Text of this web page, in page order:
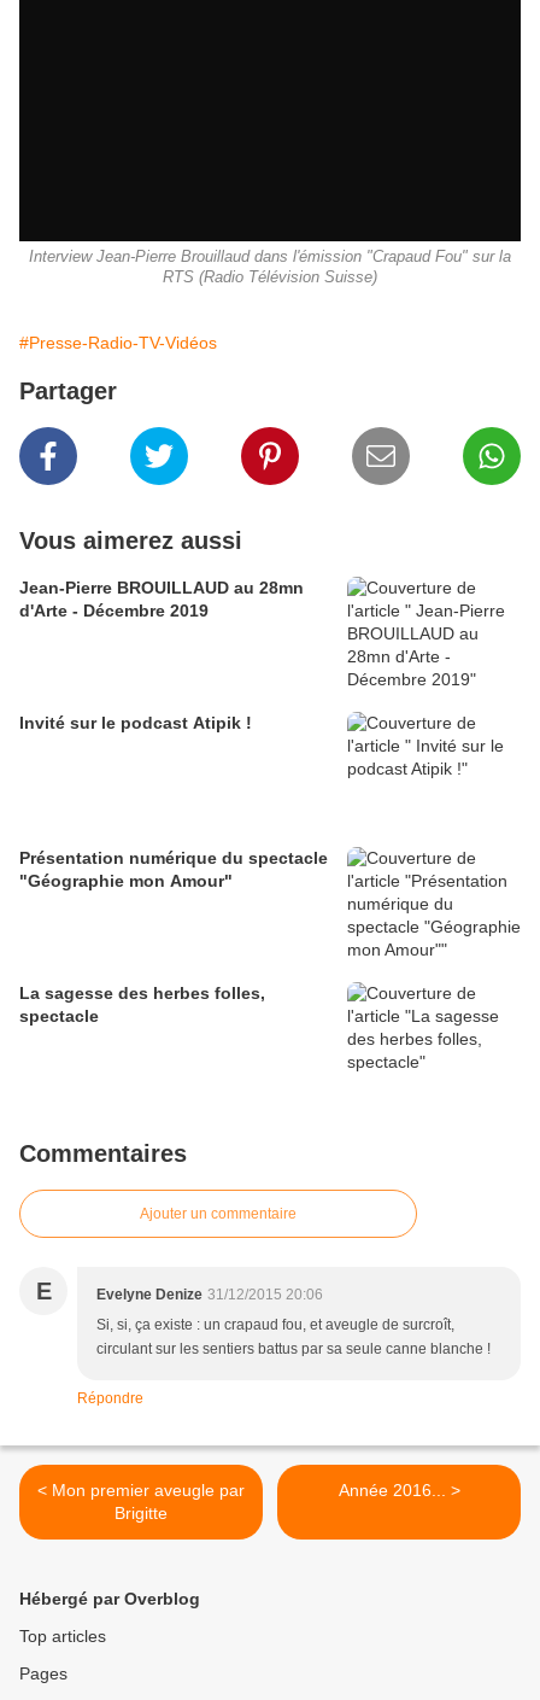
Interview Jean-Pierre Brouillaud dans l'émission "Crapaud Fou" sur la
RTS (Radio Télévision Suisse)
#Presse-Radio-TV-Vidéos
Partager
Vous aimerez aussi
Jean-Pierre BROUILLAUD au 28mn
d'Arte - Décembre 2019
Invité sur le podcast Atipik !
Présentation numérique du spectacle
"Géographie mon Amour"
La sagesse des herbes folles,
spectacle
Commentaires
Ajouter un commentaire
E Evelyne Denize 31/12/2015 20:06
Si, si, ça existe : un crapaud fou, et aveugle de surcroît,
circulant sur les sentiers battus par sa seule canne blanche !
Répondre
< Mon premier aveugle par
Brigitte
Année 2016... >
Hébergé par Overblog
Top articles
Pages